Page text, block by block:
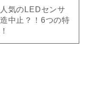
気のLEDセンサ
中止？！6つの特